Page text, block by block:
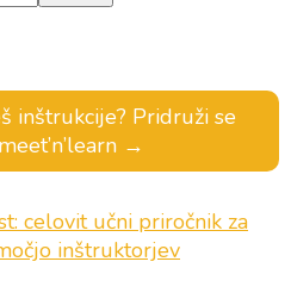
inštrukcije? Pridruži se
→
celovit učni priročnik za
inštruktorjev